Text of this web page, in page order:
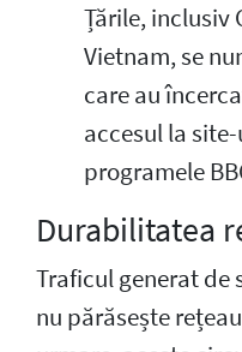
Țările, inclusiv
Vietnam, se
care au
accesul la
programele
Durabilitatea
Traficul generat de
nu părăsește